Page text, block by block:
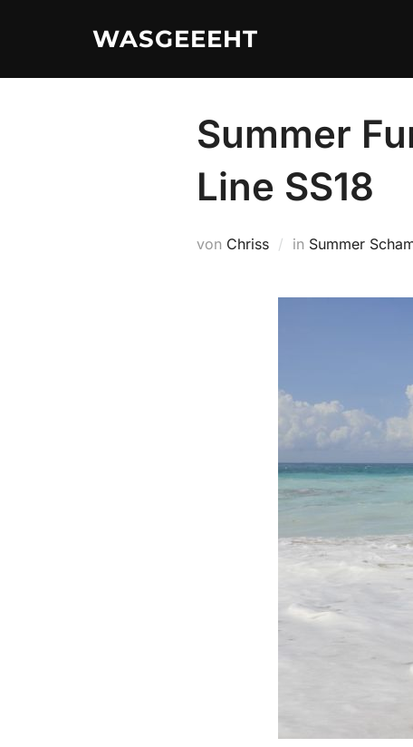
WASGEEEHT
Summer
Line SS18
von Chriss in Summer